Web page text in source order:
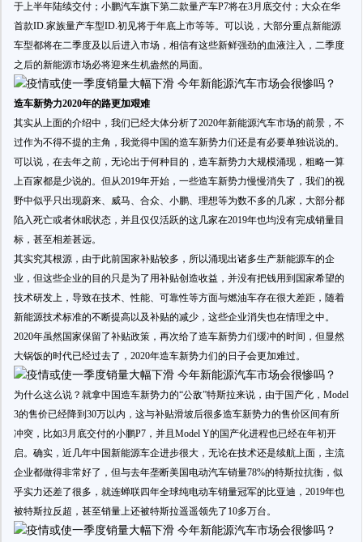
于上半年陆续交付；小鹏汽车旗下第二款量产车P7将在3月底交付；大众在华
首款ID.家族量产车型ID.初见将于年底上市等等。可以说，大部分重点新能源
车型都将在二季度及以后进入市场，相信有这些新鲜强劲的血液注入，二季度
之后的新能源市场必将迎来生机盎然的局面。
造车新势力2020年的路更加艰难
其实从上面的介绍中，我们已经大体分析了2020年新能源汽车市场的前景，不
过作为不得不提的主角，我觉得中国的造车新势力们还是有必要单独说说的。
可以说，在去年之前，无论出于何种目的，造车新势力大规模涌现，粗略一算
上百家都是少说的。但从2019年开始，一些造车新势力慢慢消失了，我们的视
野中似乎只出现蔚来、威马、合众、小鹏、理想等为数不多的几家，大部分都
陷入死亡或者休眠状态，并且仅仅活跃的这几家在2019年也均没有完成销量目
标，甚至相差甚远。
其实究其根源，由于此前国家补贴较多，所以涌现出诸多生产新能源车的企
业，但这些企业的目的只是为了用补贴创造收益，并没有把钱用到国家希望的
技术研发上，导致在技术、性能、可靠性等方面与燃油车存在很大差距，随着
新能源技术标准的不断提高以及补贴的减少，这些企业消失也在情理之中。
2020年虽然国家保留了补贴政策，再次给了造车新势力们缓冲的时间，但显然
大锅饭的时代已经过去了，2020年造车新势力们的日子会更加难过。
为什么这么说？就拿中国造车新势力的“公敌”特斯拉来说，由于国产化，Model
3的售价已经降到30万以内，这与补贴滑坡后很多造车新势力的售价区间有所
冲突，比如3月底交付的小鹏P7，并且Model Y的国产化进程也已经在年初开
启。确实，近几年中国新能源车企进步很大，无论在技术还是续航上面，主流
企业都做得非常好了，但与去年垄断美国电动汽车销量78%的特斯拉抗衡，似
乎实力还差了很多，就连蝉联四年全球纯电动车销量冠军的比亚迪，2019年也
被特斯拉反超，甚至销量上还被特斯拉遥遥领先了10多万台。